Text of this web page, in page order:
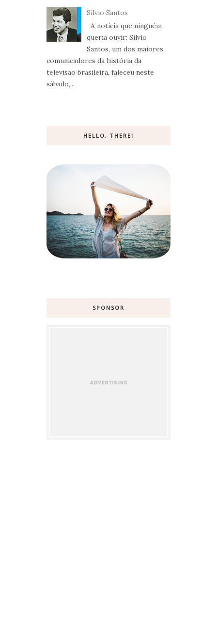
Silvio Santos
A notícia que ninguém
queria ouvir: Sílvio
Santos, um dos maiores
comunicadores da história da
televisão brasileira, faleceu neste
sábado,...
HELLO, THERE!
SPONSOR